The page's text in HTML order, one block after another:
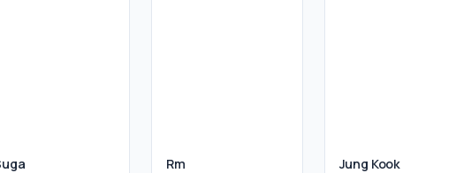
Rm Jung Kook